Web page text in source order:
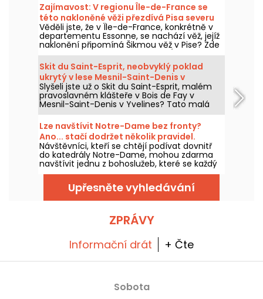
Zajímavost: V regionu Île-de-France se
této nakloněné věži přezdívá Pisa severu
(91).
Věděli jste, že v Île-de-France, konkrétně v
departementu Essonne, se nachází věž, jejíž
naklonění připomíná Šikmou věž v Pise? Zde
je příběh kostela Saint-Martin d'Étampes a
jeho úžasné nakloněné zvonice.
Skit du Saint-Esprit, neobvyklý poklad
ukrytý v lese Mesnil-Saint-Denis v
departementu Yvelines
Slyšeli jste už o Skit du Saint-Esprit, malém
pravoslavném klášteře v Bois de Fay v
Mesnil-Saint-Denis v Yvelines? Tato malá
stavba, která se ve skutečnosti skládá ze tří
kostelů, odhaluje poklad ukrytý uvnitř, který
musí navštívit milovníci neobvyklých
památek a historie umění.
Lze navštívit Notre-Dame bez fronty?
Ano... stačí dodržet několik pravidel.
Návštěvníci, kteří se chtějí podívat dovnitř
do katedrály Notre-Dame, mohou zdarma
navštívit jednu z bohoslužeb, které se každý
den konají. Tato možnost je otevřená všem,
stačí přijít hlavně kvůli účasti na slavení
nebo plně dodržet průběh bohoslužby.
Vysvětlíme, co je třeba vědět.
Upřesněte vyhledávání
ZPRÁVY
Informační drát + Čte
Sobota